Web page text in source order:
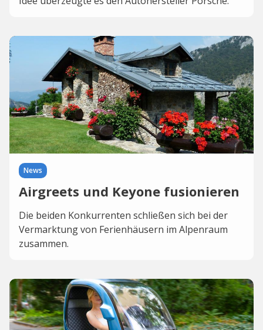
News
Airgreets und Keyone fusionieren
Die beiden Konkurrenten schließen sich bei der
Vermarktung von Ferienhäusern im Alpenraum
zusammen.